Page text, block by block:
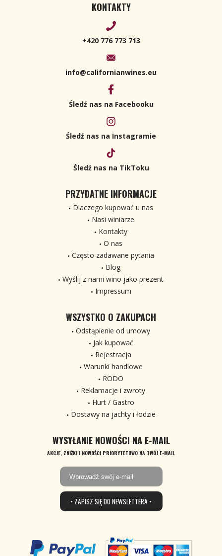
KONTAKTY
+420 776 773 713
info@californianwines.eu
Śledź nas na Facebooku
Śledź nas na Instagramie
Śledź nas na TikToku
PRZYDATNE INFORMACJE
Dlaczego kupować u nas
Nasi winiarze
Kontakty
O nas
Często zadawane pytania
Blog
Wyślij z nami wino jako prezent
Impressum
WSZYSTKO O ZAKUPACH
Odstąpienie od umowy
Jak kupować
Rejestracja
Warunki handlowe
RODO
Reklamacje i zwroty
Hurt / Gastro
Dostawy na jachty i łodzie
WYSYŁANIE NOWOŚCI NA E-MAIL
AKCJE, ZNIŻKI I NOWOŚCI PRIORYTETOWO NA TWÓJ E-MAIL
• ZAPISZ SIĘ DO NEWSLETTERA •